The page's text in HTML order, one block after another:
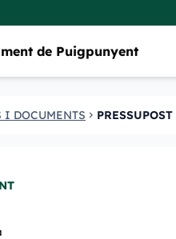
de Puigpunyent
I DOCUMENTS CHEVRON_RIGHT